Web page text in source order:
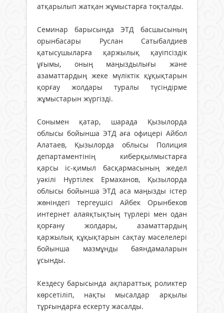
атқарылып жатқан жұмыстарға тоқталды.
Семинар барысында ЭТД басшысының
орынбасары Руслан Сатыбалдиев
қатысушыларға қаржылық қауіпсіздік
ұғымы, оның маңыздылығы және
азаматтардың жеке мүліктік құқықтарын
қорғау жолдары туралы түсіндірме
жұмыстарын жүргізді.
Сонымен қатар, шарада Қызылорда
облысы бойынша ЭТД аға офицері Айбол
Алатаев, Қызылорда облысы Полиция
департаментінің киберқылмыстарға
қарсы іс-қимыл басқармасының жедел
уәкілі Нүртілек Ермаханов, Қызылорда
облысы бойынша ЭТД аса маңызды істер
жөніндегі тергеушісі Айбек Орынбеков
интернет алаяқтықтың түрлері мен одан
қорғану жолдары, азаматтардың
қаржылық құқықтарын сақтау мәселелері
бойынша мазмұнды баяндамаларын
ұсынды.
Кездесу барысында ақпараттық роликтер
көрсетіліп, нақты мысалдар арқылы
тұрғындарға ескерту жасалды.